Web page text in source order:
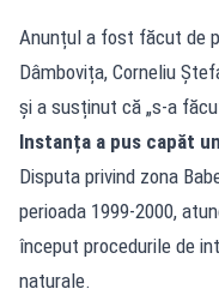
Anunțul a fost făcut de
Dâmbovița, Corneliu
și a susținut că „s-a
Instanța a pus capăt
Disputa privind zona
perioada 1999-2000,
început procedurile de
naturale.